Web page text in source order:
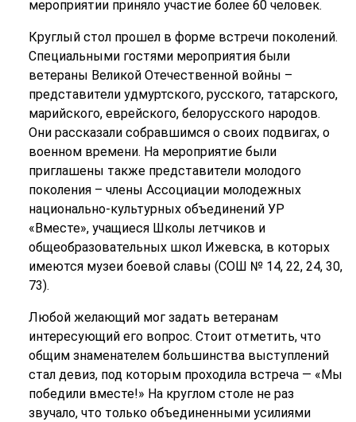
мероприятии приняло участие более 60 человек.
Круглый стол прошел в форме встречи поколений.
Специальными гостями мероприятия были
ветераны Великой Отечественной войны –
представители удмуртского, русского, татарского,
марийского, еврейского, белорусского народов.
Они рассказали собравшимся о своих подвигах, о
военном времени. На мероприятие были
приглашены также представители молодого
поколения – члены Ассоциации молодежных
национально-культурных объединений УР
«Вместе», учащиеся Школы летчиков и
общеобразовательных школ Ижевска, в которых
имеются музеи боевой славы (СОШ № 14, 22, 24, 30,
73).
Любой желающий мог задать ветеранам
интересующий его вопрос. Стоит отметить, что
общим знаменателем большинства выступлений
стал девиз, под которым проходила встреча — «Мы
победили вместе!» На круглом столе не раз
звучало, что только объединенными усилиями